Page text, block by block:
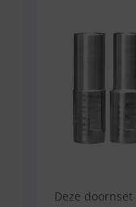
Deze doornset